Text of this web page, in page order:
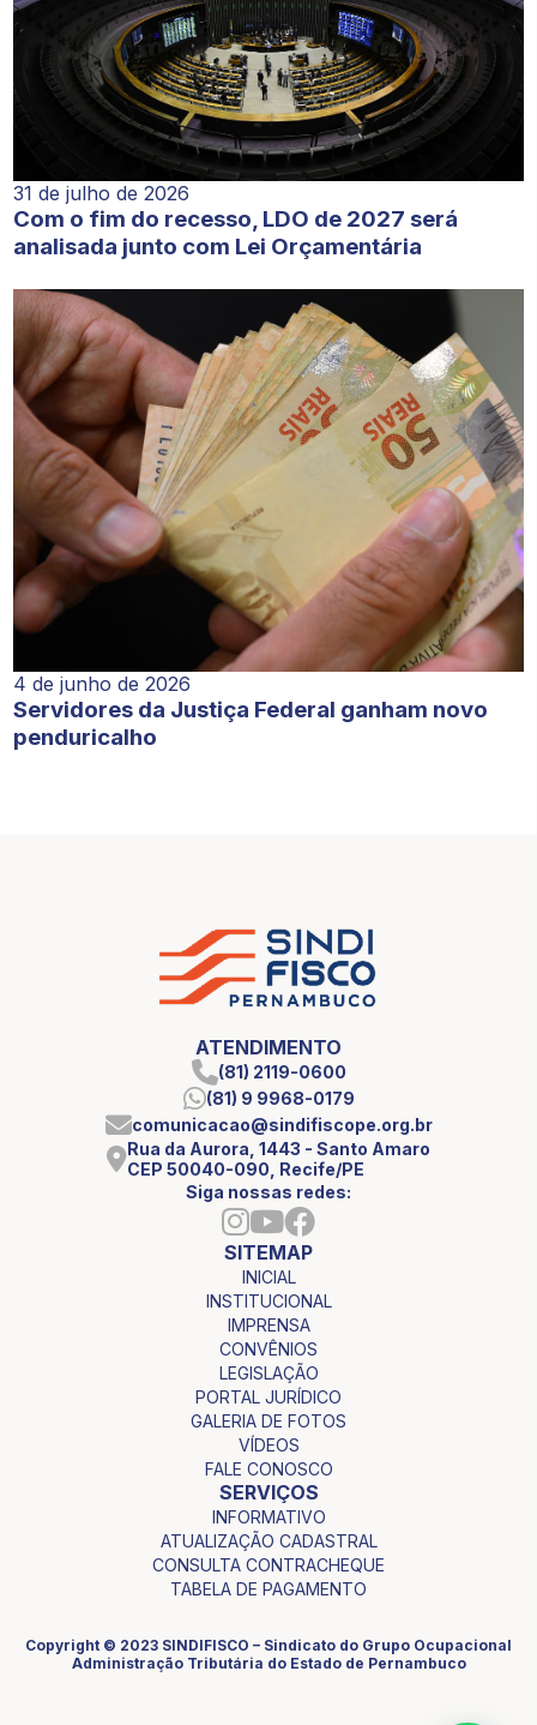
31 de julho de 2026
Com o fim do recesso, LDO de 2027 será
analisada junto com Lei Orçamentária
4 de junho de 2026
Servidores da Justiça Federal ganham novo
penduricalho
ATENDIMENTO
(81) 2119-0600
(81) 9 9968-0179
comunicacao@sindifiscope.org.br
Rua da Aurora, 1443 - Santo Amaro
CEP 50040-090, Recife/PE
Siga nossas redes:
SITEMAP
INICIAL
INSTITUCIONAL
IMPRENSA
CONVÊNIOS
LEGISLAÇÃO
PORTAL JURÍDICO
GALERIA DE FOTOS
VÍDEOS
FALE CONOSCO
SERVIÇOS
INFORMATIVO
ATUALIZAÇÃO CADASTRAL
CONSULTA CONTRACHEQUE
TABELA DE PAGAMENTO
Copyright © 2023 SINDIFISCO – Sindicato do Grupo Ocupacional
Administração Tributária do Estado de Pernambuco